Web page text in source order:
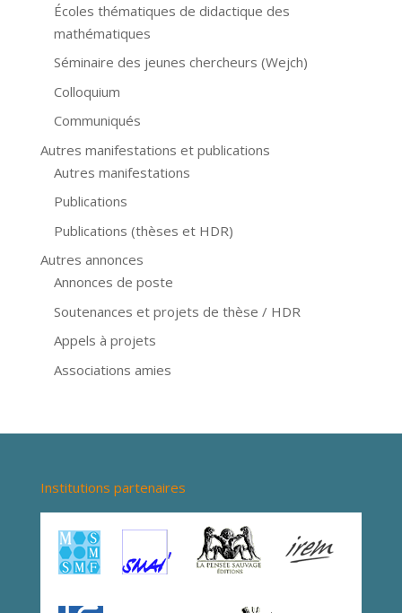
Écoles thématiques de didactique des
mathématiques
Séminaire des jeunes chercheurs (Wejch)
Colloquium
Communiqués
Autres manifestations et publications
Autres manifestations
Publications
Publications (thèses et HDR)
Autres annonces
Annonces de poste
Soutenances et projets de thèse / HDR
Appels à projets
Associations amies
Institutions partenaires